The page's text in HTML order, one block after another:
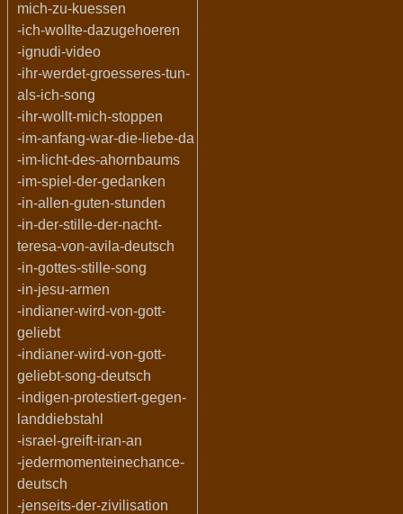
mich-zu-kuessen
-ich-wollte-dazugehoeren
-ignudi-video
-ihr-werdet-groesseres-tun-
als-ich-song
-ihr-wollt-mich-stoppen
-im-anfang-war-die-liebe-da
-im-licht-des-ahornbaums
-im-spiel-der-gedanken
-in-allen-guten-stunden
-in-der-stille-der-nacht-
teresa-von-avila-deutsch
-in-gottes-stille-song
-in-jesu-armen
-indianer-wird-von-gott-
geliebt
-indianer-wird-von-gott-
geliebt-song-deutsch
-indigen-protestiert-gegen-
landdiebstahl
-israel-greift-iran-an
-jedermomenteinechance-
deutsch
-jenseits-der-zivilisation